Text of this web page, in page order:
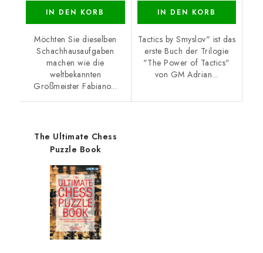
IN DEN KORB
Möchten Sie dieselben
Schachhausaufgaben
machen wie die
weltbekannten
Großmeister Fabiano...
IN DEN KORB
Tactics by Smyslov" ist das
erste Buch der Trilogie
"The Power of Tactics"
von GM Adrian...
The Ultimate Chess
Puzzle Book